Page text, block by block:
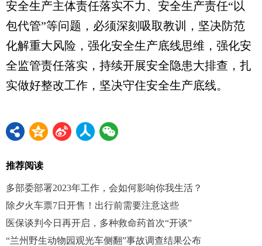
安全生产主体责任落实不力、安全生产责任“以
包代管”等问题，必须深刻吸取教训，坚决防范
化解重大风险，强化安全生产底线思维，强化安
全监管责任落实，持续开展安全隐患大排查，扎
实做好整改工作，坚决守住安全生产底线。
推荐阅读
多部委部署2023年工作，会如何影响你我生活？
除夕火车票7日开售！出行前需要注意这些
医保谈判今日再开启，多种救命药首次“开谈”
“兰州野生动物园观光车侧翻”事故调查结果公布